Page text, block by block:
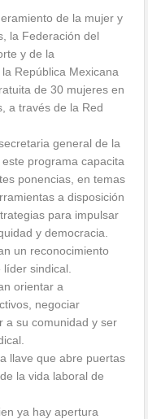
de la mujer y
la Federación del
y de la
República Mexicana
de 30 mujeres en
a través de la Red
general de la
programa capacita
ponencias, en temas
a disposición
para impulsar
y democracia.
un reconocimiento
sindical.
orientar a
negociar
a su comunidad y ser
llave que abre puertas
la vida laboral de
ya hay apertura